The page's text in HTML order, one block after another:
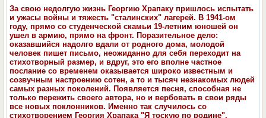
За свою недолгую жизнь Георгию Храпаку пришлось испытать
и ужасы войны и тяжесть "сталинских" лагерей. В 1941-ом
году, прямо со студенческой скамьи 19-летним юношей он
ушел в армию, прямо на фронт. Поразительное дело:
оказавшийся надолго вдали от родного дома, молодой
человек пишет письмо, неожиданно для себя переходит на
стихотворный размер, и вдруг, это его вполне частное
послание со временем оказывается широко известным и
созвучным настроению сотен, а то и тысяч незнакомых людей
самых разных поколений. Появляется песня, способная не
только пережить своего автора, но и вербовать в свои ряды
все новых поклонников. Именно так случилось со
стихотворением Георгия Храпака "Я тоскую по родине",